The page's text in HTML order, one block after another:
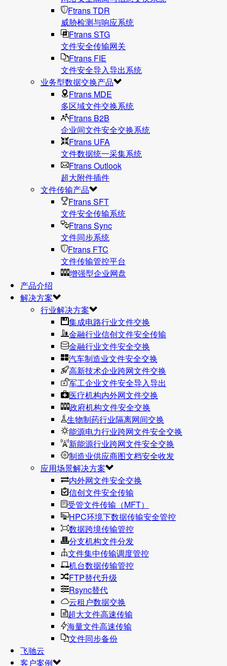
Ftrans TDR
威胁检测与响应系统
Ftrans STG
文件安全传输网关
Ftrans FIE
文件安全导入导出系统
业务型数据交换产品
Ftrans MDE
多区域文件交换系统
Ftrans B2B
企业间文件安全交换系统
Ftrans UFA
文件数据统⼀采集系统
Ftrans Outlook
超大附件插件
文件传输产品
Ftrans SFT
文件安全传输系统
Ftrans Sync
文件同步系统
Ftrans FTC
文件传输管控平台
增强型企业网盘
产品介绍
解决方案
行业解决方案
集成电路行业文件交换
金融行业信创文件安全传输
金融行业文件安全交换
汽车制造业文件安全交换
高新技术企业跨网文件交换
军工企业文件安全导入导出
医疗机构内外网文件交换
政府机构文件安全交换
生物制药行业隔离网间交换
能源电力行业跨网文件安全交换
新能源行业跨网文件安全交换
制造业供应商图文档安全收发
应用场景解决方案
内外网文件安全交换
信创文件安全传输
受管文件传输（MFT）
HPC环境下数据传输安全管控
数据跨境传输管控
分支机构文件分发
文件集中传输调度管控
机台数据传输管控
FTP替代升级
Rsync替代
云租户数据交换
超大文件高速传输
海量文件高速传输
文件同步备份
飞驰云
客户案例